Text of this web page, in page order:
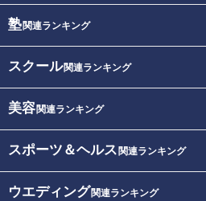
塾関連ランキング
スクール関連ランキング
美容関連ランキング
スポーツ＆ヘルス 関連ランキング
ウエディング関連ランキング